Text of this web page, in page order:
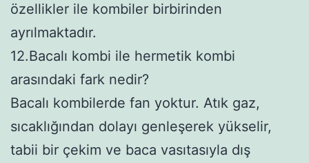
özellikler ile kombiler birbirinden
ayrılmaktadır.
12.Bacalı kombi ile hermetik kombi
arasındaki fark nedir?
Bacalı kombilerde fan yoktur. Atık gaz,
sıcaklığından dolayı genleşerek yükselir,
tabii bir çekim ve baca vasıtasıyla dış